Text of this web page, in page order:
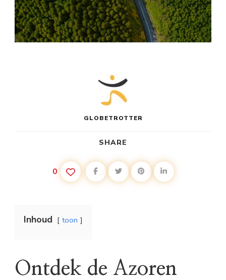
GLOBETROTTER
SHARE
0
Inhoud toon
Ontdek de Azoren